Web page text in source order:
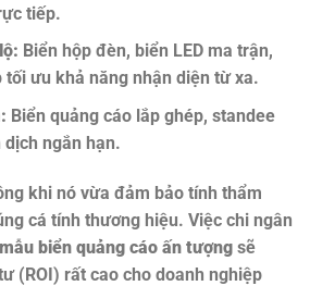
tiếp.
Biển hộp đèn, biển LED ma trận,
tối ưu khả năng nhận diện từ xa.
Biển quảng cáo lắp ghép, standee
dịch ngắn hạn.
khi nó vừa đảm bảo tính thẩm
cá tính thương hiệu. Việc chi ngân
mẫu biển quảng cáo ấn tượng sẽ
(ROI) rất cao cho doanh nghiệp